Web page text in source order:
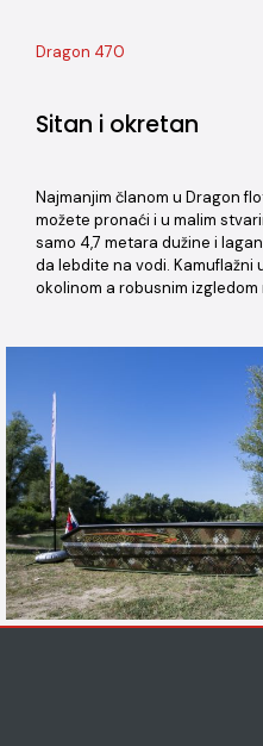
Dragon 470
Sitan i okretan
Najmanjim članom u Dragon
možete pronaći i u malim
samo 4,7 metara dužine i
da lebdite na vodi. Kamuflažni
okolinom a robusnim izgledom